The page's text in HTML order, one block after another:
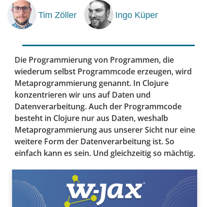
Tim Zöller Ingo Küper
Die Programmierung von Programmen, die
wiederum selbst Programmcode erzeugen, wird
Metaprogrammierung genannt. In Clojure
konzentrieren wir uns auf Daten und
Datenverarbeitung. Auch der Programmcode
besteht in Clojure nur aus Daten, weshalb
Metaprogrammierung aus unserer Sicht nur eine
weitere Form der Datenverarbeitung ist. So
einfach kann es sein. Und gleichzeitig so mächtig.